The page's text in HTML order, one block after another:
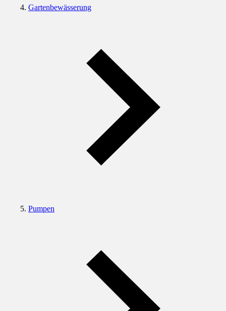
Gartenbewässerung
Pumpen